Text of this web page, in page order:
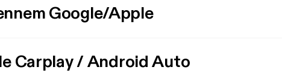
Google/Apple
Carplay / Android Auto